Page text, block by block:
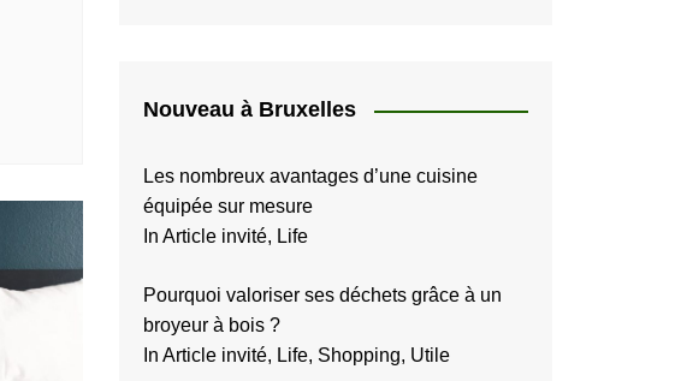
Nouveau à Bruxelles
Les nombreux avantages d’une cuisine
équipée sur mesure
In Article invité, Life
Pourquoi valoriser ses déchets grâce à un
broyeur à bois ?
In Article invité, Life, Shopping, Utile